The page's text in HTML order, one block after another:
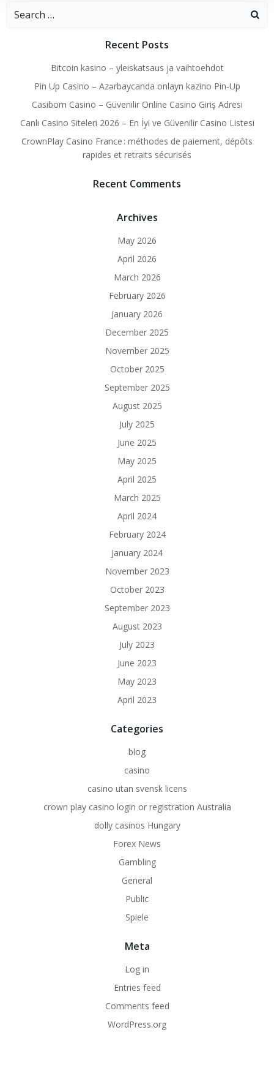
Search
Recent Posts
Bitcoin kasino – yleiskatsaus ja vaihtoehdot
Pin Up Casino – Azərbaycanda onlayn kazino Pin-Up
Casibom Casino – Güvenilir Online Casino Giriş Adresi
Canlı Casino Siteleri 2026 – En İyi ve Güvenilir Casino Listesi
CrownPlay Casino France : méthodes de paiement, dépôts
rapides et retraits sécurisés
Recent Comments
Archives
May 2026
April 2026
March 2026
February 2026
January 2026
December 2025
November 2025
October 2025
September 2025
August 2025
July 2025
June 2025
May 2025
April 2025
March 2025
April 2024
February 2024
January 2024
November 2023
October 2023
September 2023
August 2023
July 2023
June 2023
May 2023
April 2023
Categories
blog
casino
casino utan svensk licens
crown play casino login or registration Australia
dolly casinos Hungary
Forex News
Gambling
General
Public
Spiele
Meta
Log in
Entries feed
Comments feed
WordPress.org